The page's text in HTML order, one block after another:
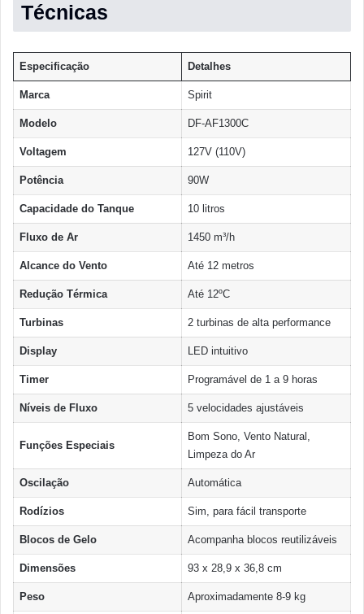
Técnicas
Especificação Detalhes
Marca Spirit
Modelo DF-AF1300C
Voltagem 127V (110V)
Potência 90W
Capacidade do Tanque 10 litros
Fluxo de Ar 1450 m³/h
Alcance do Vento Até 12 metros
Redução Térmica Até 12ºC
Turbinas 2 turbinas de alta performance
Display LED intuitivo
Timer Programável de 1 a 9 horas
Níveis de Fluxo 5 velocidades ajustáveis
Funções Especiais
Bom Sono, Vento Natural,
Limpeza do Ar
Oscilação Automática
Rodízios Sim, para fácil transporte
Blocos de Gelo Acompanha blocos reutilizáveis
Dimensões 93 x 28,9 x 36,8 cm
Peso Aproximadamente 8-9 kg